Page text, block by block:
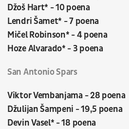
Džoš Hart* - 10 poena
Lendri Šamet* - 7 poena
Mičel Robinson* - 4 poena
Hoze Alvarado* - 3 poena
San Antonio Spars
Viktor Vembanjama - 28 poena
Džulijan Šampeni - 19,5 poena
Devin Vasel* - 18 poena